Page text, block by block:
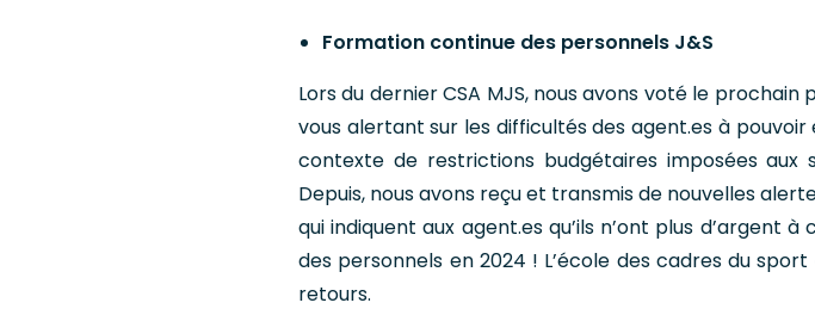
Formation continue des personnels J&S
Lors du dernier CSA MJS, nous avons voté le
vous alertant sur les difficultés des agent.es à
contexte de restrictions budgétaires imposées aux
Depuis, nous avons reçu et transmis de nouvelles
qui indiquent aux agent.es qu’ils n’ont plus d’argent
des personnels en 2024 ! L’école des cadres du
retours.